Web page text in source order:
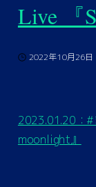
Live 『
2022年10月26日
2023.01.20：#
moonlight』